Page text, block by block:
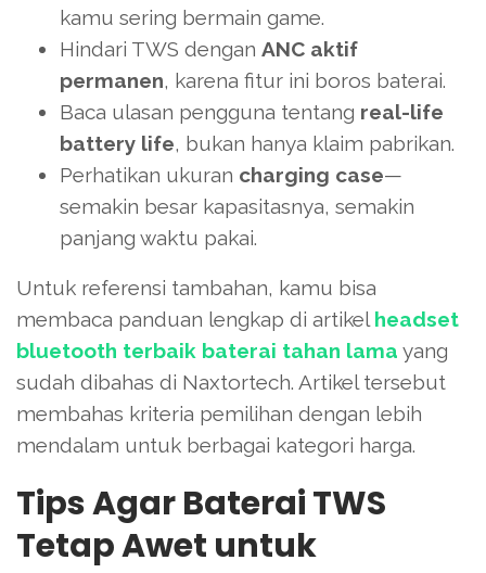
kamu sering bermain game.
Hindari TWS dengan ANC aktif
permanen, karena fitur ini boros baterai.
Baca ulasan pengguna tentang real-life
battery life, bukan hanya klaim pabrikan.
Perhatikan ukuran charging case—
semakin besar kapasitasnya, semakin
panjang waktu pakai.
Untuk referensi tambahan, kamu bisa
membaca panduan lengkap di artikel headset
bluetooth terbaik baterai tahan lama yang
sudah dibahas di Naxtortech. Artikel tersebut
membahas kriteria pemilihan dengan lebih
mendalam untuk berbagai kategori harga.
Tips Agar Baterai TWS
Tetap Awet untuk